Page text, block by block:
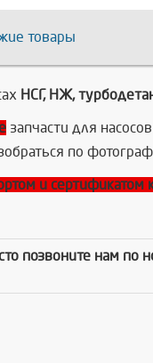
товары
НСГ, НЖ,
запчасти для
по
и сертификатом
позвоните нам по